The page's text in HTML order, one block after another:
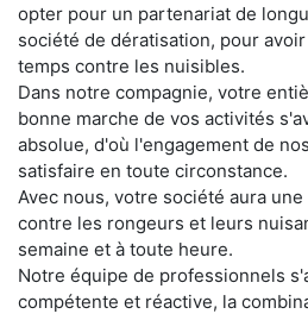
opter pour un partenariat de
société de dératisation, pour
temps contre les nuisibles.
Dans notre compagnie, votre
bonne marche de vos activités
absolue, d'où l'engagement de
satisfaire en toute circonstance.
Avec nous, votre société aura
contre les rongeurs et leurs
semaine et à toute heure.
Notre équipe de professionnels
compétente et réactive, la